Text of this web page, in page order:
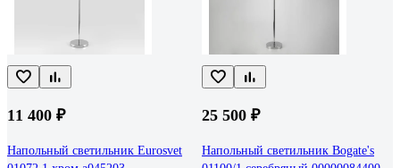
11 400 ₽
Напольный светильник Eurosvet
25 500 ₽
Напольный светильник Bogate's